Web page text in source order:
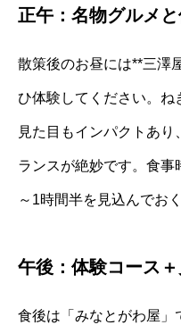
正午：名物グルメ
散策後のお昼には**三澤
ひ体験してください。ね
見た目もインパクトあ
ランスが絶妙です。食事
～1時間半を見込んでお
午後：体験コース
食後は「みなとがわ屋」